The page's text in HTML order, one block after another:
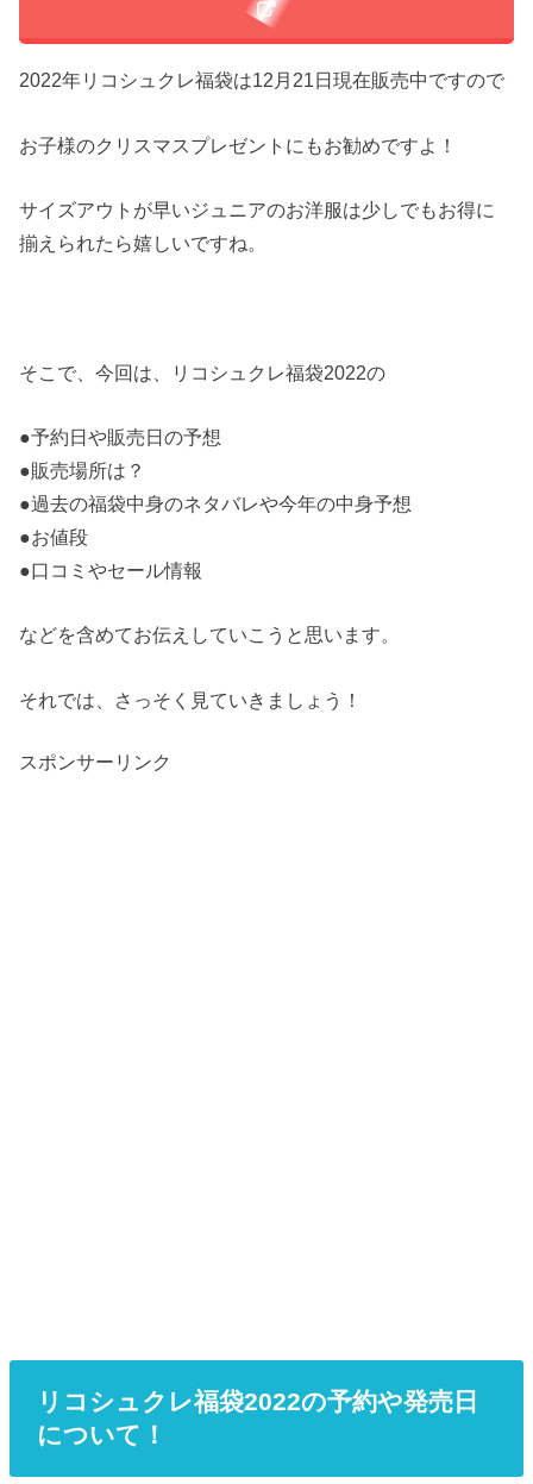
2022年リコシュクレ福袋は12月21日現在販売中ですので
お子様のクリスマスプレゼントにもお勧めですよ！
サイズアウトが早いジュニアのお洋服は少しでもお得に
揃えられたら嬉しいですね。
そこで、今回は、リコシュクレ福袋2022の
●予約日や販売日の予想
●販売場所は？
●過去の福袋中身のネタバレや今年の中身予想
●お値段
●口コミやセール情報
などを含めてお伝えしていこうと思います。
それでは、さっそく見ていきましょう！
スポンサーリンク
リコシュクレ福袋2022の予約や発売日
について！